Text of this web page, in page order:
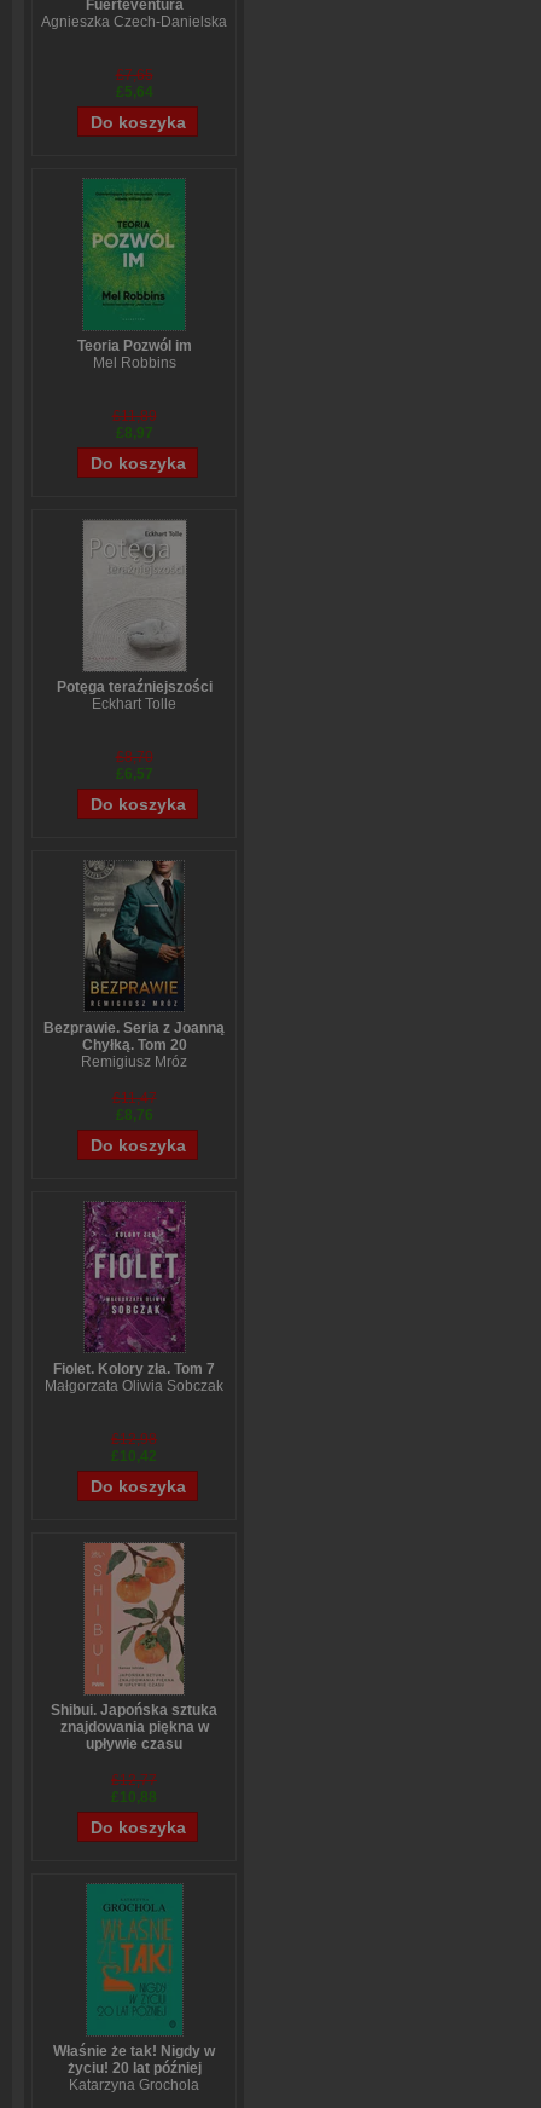
Fuerteventura
Agnieszka Czech-Danielska
£7,65
£5,64
Teoria Pozwól im
Mel Robbins
£11,89
£8,97
Potęga teraźniejszości
Eckhart Tolle
£8,70
£6,57
Bezprawie. Seria z Joanną
Chyłką. Tom 20
Remigiusz Mróz
£11,47
£8,76
Fiolet. Kolory zła. Tom 7
Małgorzata Oliwia Sobczak
£12,98
£10,42
Shibui. Japońska sztuka
znajdowania piękna w
upływie czasu
£12,77
£10,88
Właśnie że tak! Nigdy w
życiu! 20 lat później
Katarzyna Grochola